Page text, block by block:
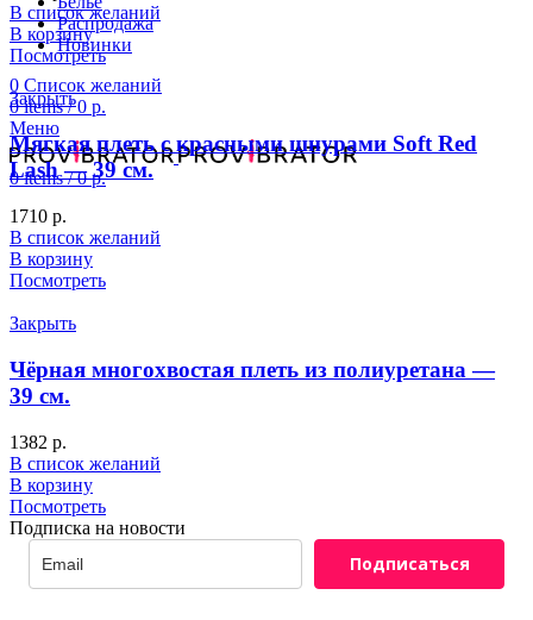
Распродажа
Новинки
0 Список желаний
0items / 0 р.
Меню
0items / 0р.
В список желаний
В корзину
Посмотреть
Закрыть
Мягкая плеть c красными шнурами Soft Red
Lash — 39 см.
1710 р.
В список желаний
В корзину
Посмотреть
Закрыть
Чёрная многохвостая плеть из полиуретана —
39 см.
1382 р.
В список желаний
В корзину
Посмотреть
Подписка на новости
Подписаться